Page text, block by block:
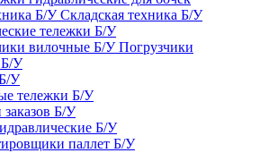
Складская техника Б/У
тележки Б/У
Погрузчики
Б/У
У
тележки Б/У
Б/У
Б/У
паллет Б/У